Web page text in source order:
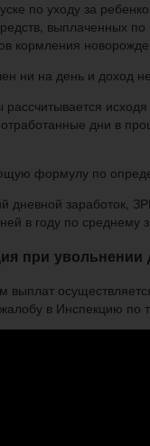
по уходу за
выплаченных
кормления
ни на день и доход
дни в
формулу по
заработок,
в году по среднему
при
в Инспекцию по